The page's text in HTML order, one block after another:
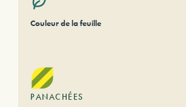
Couleur de la feuille
PANACHÉES